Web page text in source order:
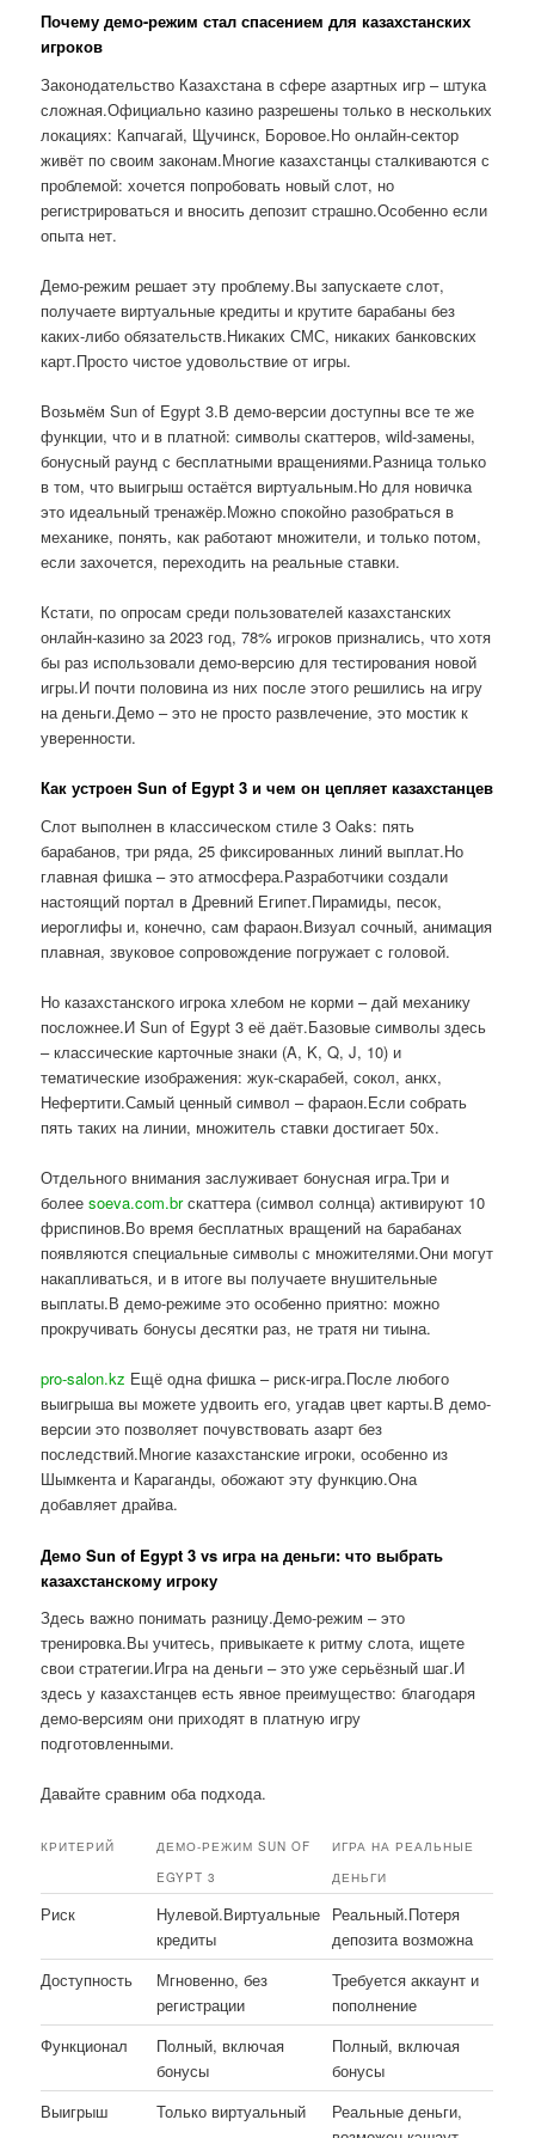
Почему демо-режим стал спасением для казахстанских
игроков
Законодательство Казахстана в сфере азартных игр – штука
сложная.Официально казино разрешены только в нескольких
локациях: Капчагай, Щучинск, Боровое.Но онлайн-сектор
живёт по своим законам.Многие казахстанцы сталкиваются с
проблемой: хочется попробовать новый слот, но
регистрироваться и вносить депозит страшно.Особенно если
опыта нет.
Демо-режим решает эту проблему.Вы запускаете слот,
получаете виртуальные кредиты и крутите барабаны без
каких-либо обязательств.Никаких СМС, никаких банковских
карт.Просто чистое удовольствие от игры.
Возьмём Sun of Egypt 3.В демо-версии доступны все те же
функции, что и в платной: символы скаттеров, wild-замены,
бонусный раунд с бесплатными вращениями.Разница только
в том, что выигрыш остаётся виртуальным.Но для новичка
это идеальный тренажёр.Можно спокойно разобраться в
механике, понять, как работают множители, и только потом,
если захочется, переходить на реальные ставки.
Кстати, по опросам среди пользователей казахстанских
онлайн-казино за 2023 год, 78% игроков признались, что хотя
бы раз использовали демо-версию для тестирования новой
игры.И почти половина из них после этого решились на игру
на деньги.Демо – это не просто развлечение, это мостик к
уверенности.
Как устроен Sun of Egypt 3 и чем он цепляет казахстанцев
Слот выполнен в классическом стиле 3 Oaks: пять
барабанов, три ряда, 25 фиксированных линий выплат.Но
главная фишка – это атмосфера.Разработчики создали
настоящий портал в Древний Египет.Пирамиды, песок,
иероглифы и, конечно, сам фараон.Визуал сочный, анимация
плавная, звуковое сопровождение погружает с головой.
Но казахстанского игрока хлебом не корми – дай механику
посложнее.И Sun of Egypt 3 её даёт.Базовые символы здесь
– классические карточные знаки (A, K, Q, J, 10) и
тематические изображения: жук-скарабей, сокол, анкх,
Нефертити.Самый ценный символ – фараон.Если собрать
пять таких на линии, множитель ставки достигает 50x.
Отдельного внимания заслуживает бонусная игра.Три и
болееsoeva.com.brскаттера (символ солнца) активируют 10
фриспинов.Во время бесплатных вращений на барабанах
появляются специальные символы с множителями.Они могут
накапливаться, и в итоге вы получаете внушительные
выплаты.В демо-режиме это особенно приятно: можно
прокручивать бонусы десятки раз, не тратя ни тиына.
pro-salon.kz Ещё одна фишка – риск-игра.После любого
выигрыша вы можете удвоить его, угадав цвет карты.В демо-
версии это позволяет почувствовать азарт без
последствий.Многие казахстанские игроки, особенно из
Шымкента и Караганды, обожают эту функцию.Она
добавляет драйва.
Демо Sun of Egypt 3 vs игра на деньги: что выбрать
казахстанскому игроку
Здесь важно понимать разницу.Демо-режим – это
тренировка.Вы учитесь, привыкаете к ритму слота, ищете
свои стратегии.Игра на деньги – это уже серьёзный шаг.И
здесь у казахстанцев есть явное преимущество: благодаря
демо-версиям они приходят в платную игру
подготовленными.
Давайте сравним оба подхода.
КРИТЕРИЙ
ДЕМО-РЕЖИМ SUN OF
EGYPT 3
ИГРА НА РЕАЛЬНЫЕ
ДЕНЬГИ
Риск
Нулевой.Виртуальные
кредиты
Реальный.Потеря
депозита возможна
Доступность
Мгновенно, без
регистрации
Требуется аккаунт и
пополнение
Функционал
Полный, включая
бонусы
Полный, включая
бонусы
Выигрыш
Только виртуальный
Реальные деньги,